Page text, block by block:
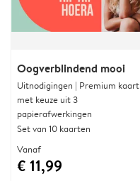
Oogverblindend mooi
Uitnodigingen | Premium kaart
met keuze uit 3
papierafwerkingen
Set van 10 kaarten
Vanaf
€ 11,99